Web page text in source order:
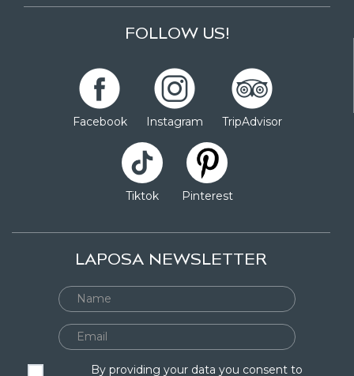
FOLLOW US!
Facebook Instagram TripAdvisor
Tiktok Pinterest
LAPOSA NEWSLETTER
By providing your data you consent to